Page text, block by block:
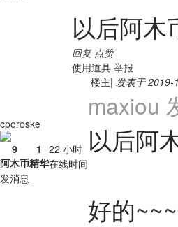
以后阿木
回复 点赞
使用道具 举报
cporoske
9
阿木币
1
精华
22 小时
在线时间
发消息
楼主| 发表于 2019-
maxiou
以后阿
好的